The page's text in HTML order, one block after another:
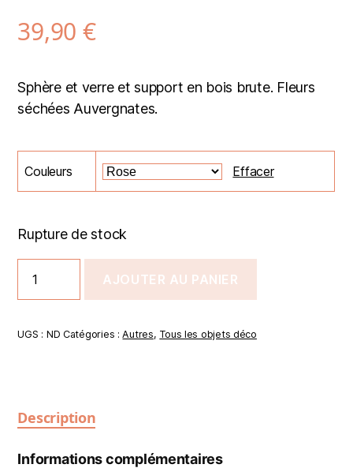
39,90 €
Sphère et verre et support en bois brute. Fleurs
séchées Auvergnates.
Couleurs Effacer
Rupture de stock
AJOUTER AU PANIER
UGS : ND Catégories :Autres, Tous les objets déco
Description
Informations complémentaires